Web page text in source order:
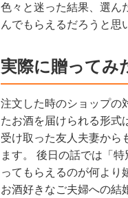
色々と迷った結果、選ん
んでもらえるだろうと思
実際に贈ってみ
注文した時のショップの
たお酒を届けられる形式
受け取った友人夫妻から
ます。 後日の話では「
ってもらえるのが何より
お酒好きなご夫婦への結